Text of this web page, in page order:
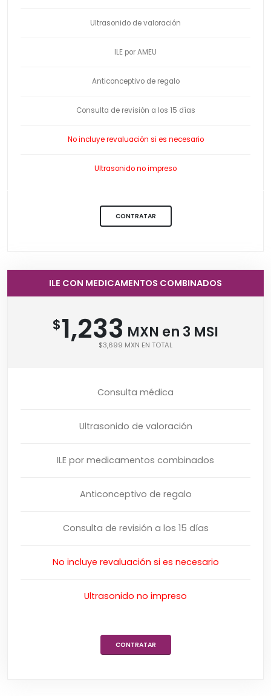
Ultrasonido de valoración
ILE por AMEU
Anticonceptivo de regalo
Consulta de revisión a los 15 días
No incluye revaluación si es necesario
Ultrasonido no impreso
CONTRATAR
ILE CON MEDICAMENTOS COMBINADOS
$1,233 MXN en 3 MSI
$3,699 MXN EN TOTAL
Consulta médica
Ultrasonido de valoración
ILE por medicamentos combinados
Anticonceptivo de regalo
Consulta de revisión a los 15 días
No incluye revaluación si es necesario
Ultrasonido no impreso
CONTRATAR